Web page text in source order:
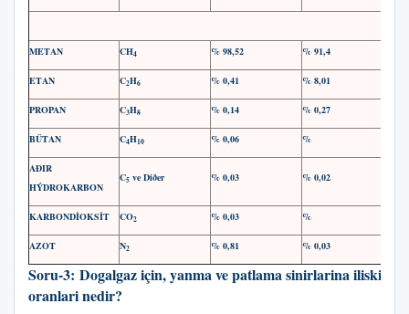
METAN CH4 % 98,52 % 91,4
ETAN C2H6 % 0,41 % 8,01
PROPAN C3H8 % 0,14 % 0,27
BÜTAN C4H10 % 0,06 %
AÐIR
HÝDROKARBON
C5 ve Diðer % 0,03 % 0,02
KARBONDİOKSİT CO2 % 0,03 %
AZOT N2 % 0,81 % 0,03
Soru-3: Dogalgaz için, yanma ve patlama sinirlarina iliskin
oranlari nedir?